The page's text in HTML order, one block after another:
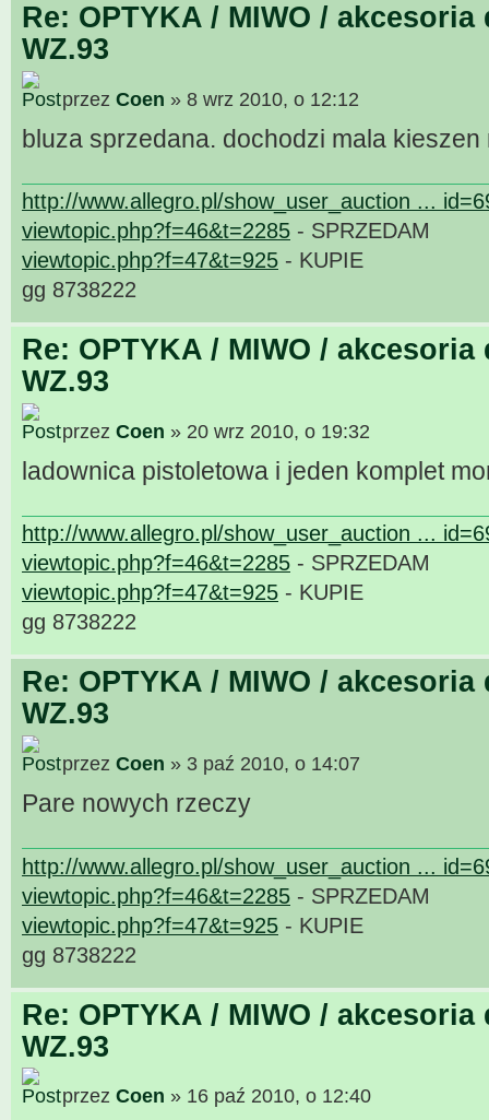
Re: OPTYKA / MIWO / akcesoria
WZ.93
przez Coen » 8 wrz 2010, o 12:12
bluza sprzedana. dochodzi mala kieszen
http://www.allegro.pl/show_user_auction ...
viewtopic.php?f=46&t=2285 - SPRZEDAM
viewtopic.php?f=47&t=925 - KUPIE
gg 8738222
Re: OPTYKA / MIWO / akcesoria
WZ.93
przez Coen » 20 wrz 2010, o 19:32
ladownica pistoletowa i jeden komplet
http://www.allegro.pl/show_user_auction ...
viewtopic.php?f=46&t=2285 - SPRZEDAM
viewtopic.php?f=47&t=925 - KUPIE
gg 8738222
Re: OPTYKA / MIWO / akcesoria
WZ.93
przez Coen » 3 paź 2010, o 14:07
Pare nowych rzeczy
http://www.allegro.pl/show_user_auction ...
viewtopic.php?f=46&t=2285 - SPRZEDAM
viewtopic.php?f=47&t=925 - KUPIE
gg 8738222
Re: OPTYKA / MIWO / akcesoria
WZ.93
przez Coen » 16 paź 2010, o 12:40